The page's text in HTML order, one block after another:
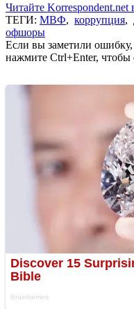
Читайте Korrespondent.net
ТЕГИ: МВФ, коррупция,
офшоры
Если вы заметили
нажмите Ctrl+Enter, чтобы